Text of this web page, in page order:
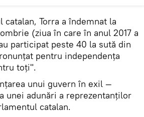
Torra a îndemnat la
(ziua în care în anul 2017 a
participat peste 40 la sută din
pentru independența
toți".
unui guvern în exil —
unei adunări a reprezentanților
catalan.